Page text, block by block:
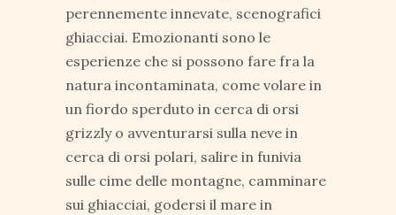
perennemente innevate, scenografici
ghiacciai. Emozionanti sono le
esperienze che si possono fare fra la
natura incontaminata, come volare in
un fiordo sperduto in cerca di orsi
grizzly o avventurarsi sulla neve in
cerca di orsi polari, salire in funivia
sulle cime delle montagne, camminare
sui ghiacciai, godersi il mare in